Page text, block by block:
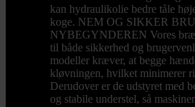
kan hydraulikolie bedre tåle
koge. NEM OG SIKKER
NYBEGYNDEREN Vores
til både sikkerhed og
modeller kræver, at begge
kløvningen, hvilket minimerer
Derudover er de udstyret med
og stabile understel, så